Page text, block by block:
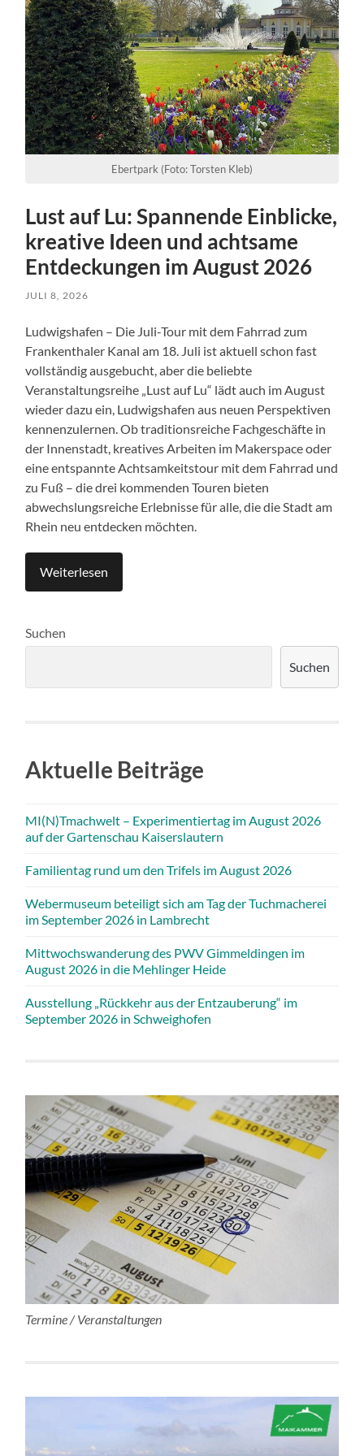
Ebertpark (Foto: Torsten Kleb)
Lust auf Lu: Spannende Einblicke,
kreative Ideen und achtsame
Entdeckungen im August 2026
JULI 8, 2026
Ludwigshafen – Die Juli-Tour mit dem Fahrrad zum
Frankenthaler Kanal am 18. Juli ist aktuell schon fast
vollständig ausgebucht, aber die beliebte
Veranstaltungsreihe „Lust auf Lu“ lädt auch im August
wieder dazu ein, Ludwigshafen aus neuen Perspektiven
kennenzulernen. Ob traditionsreiche Fachgeschäfte in
der Innenstadt, kreatives Arbeiten im Makerspace oder
eine entspannte Achtsamkeitstour mit dem Fahrrad und
zu Fuß – die drei kommenden Touren bieten
abwechslungsreiche Erlebnisse für alle, die die Stadt am
Rhein neu entdecken möchten.
Weiterlesen
Suchen
Suchen
Aktuelle Beiträge
MI(N)Tmachwelt – Experimentiertag im August 2026
auf der Gartenschau Kaiserslautern
Familientag rund um den Trifels im August 2026
Webermuseum beteiligt sich am Tag der Tuchmacherei
im September 2026 in Lambrecht
Mittwochswanderung des PWV Gimmeldingen im
August 2026 in die Mehlinger Heide
Ausstellung „Rückkehr aus der Entzauberung“ im
September 2026 in Schweighofen
Termine / Veranstaltungen